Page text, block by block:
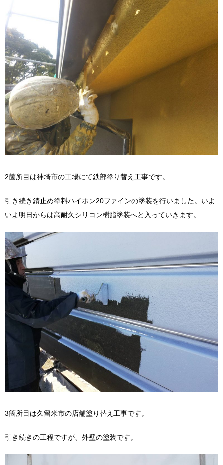
2箇所目は神埼市の工場にて鉄部塗り替え工事です。
引き続き錆止め塗料ハイポン20ファインの塗装を行いました。いよ
いよ明日からは高耐久シリコン樹脂塗装へと入っていきます。
3箇所目は久留米市の店舗塗り替え工事です。
引き続きの工程ですが、外壁の塗装です。